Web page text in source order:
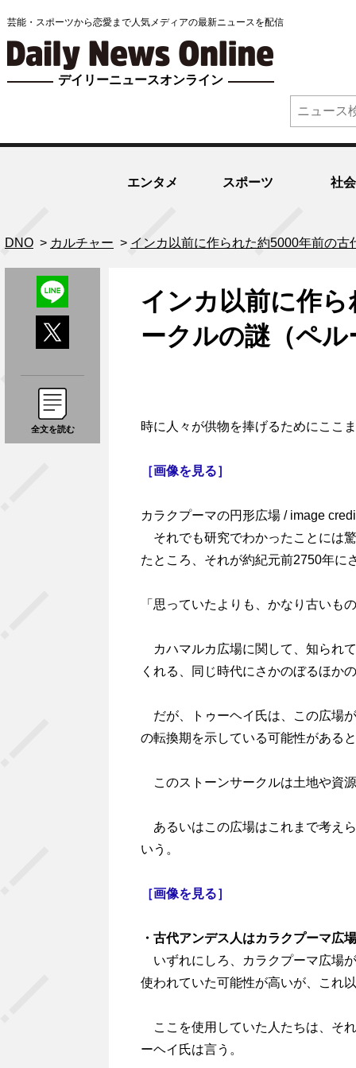
芸能・スポーツから恋愛まで人気メディアの最新ニュースを配信
デイリーニュースオンライン
エンタメ スポーツ 社会
DNO > カルチャー > インカ以前に作られた約5000年前の
インカ以前に作
ークルの謎（ペ
時に人々が供物を捧げるためにここ
［画像を見る］
カラクプーマの円形広場 / image
それでも研究でわかったことには
たところ、それが約紀元前2750年に
「思っていたよりも、かなり古いも
カハマルカ広場に関して、知られ
くれる、同じ時代にさかのぼるほか
だが、トゥーヘイ氏は、この広場
の転換期を示している可能性がある
このストーンサークルは土地や資
あるいはこの広場はこれまで考え
いう。
［画像を見る］
・古代アンデス人はカラクプーマ広
いずれにしろ、カラクプーマ広場
使われていた可能性が高いが、これ
ここを使用していた人たちは、そ
ーヘイ氏は言う。
全文を読む